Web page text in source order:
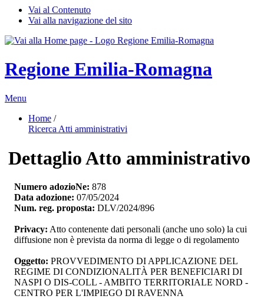
Vai al Contenuto
Vai alla navigazione del sito
Regione Emilia-Romagna
Menu
Home /
Ricerca Atti amministrativi
Dettaglio Atto amministrativo
Numero adozioNe: 878
Data adozione: 07/05/2024
Num. reg. proposta: DLV/2024/896
Privacy: Atto contenente dati personali (anche uno solo) la cui
diffusione non è prevista da norma di legge o di regolamento
Oggetto: PROVVEDIMENTO DI APPLICAZIONE DEL
REGIME DI CONDIZIONALITÀ PER BENEFICIARI DI
NASPI O DIS-COLL - AMBITO TERRITORIALE NORD -
CENTRO PER L'IMPIEGO DI RAVENNA